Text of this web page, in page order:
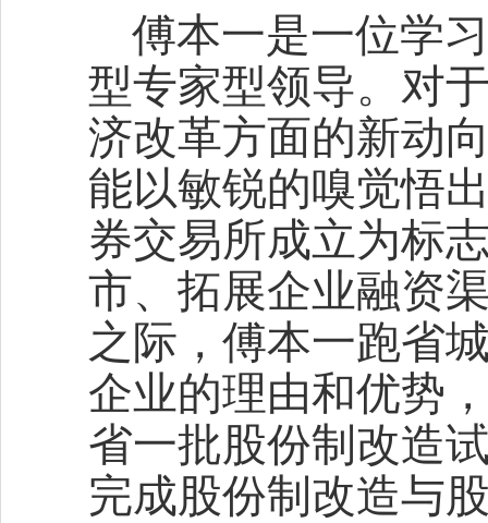
傅本一是一位学
型专家型领导。对
济改革方面的新动
能以敏锐的嗅觉悟
券交易所成立为标
市、拓展企业融资
之际，傅本一跑省
企业的理由和优势
省一批股份制改造
完成股份制改造与